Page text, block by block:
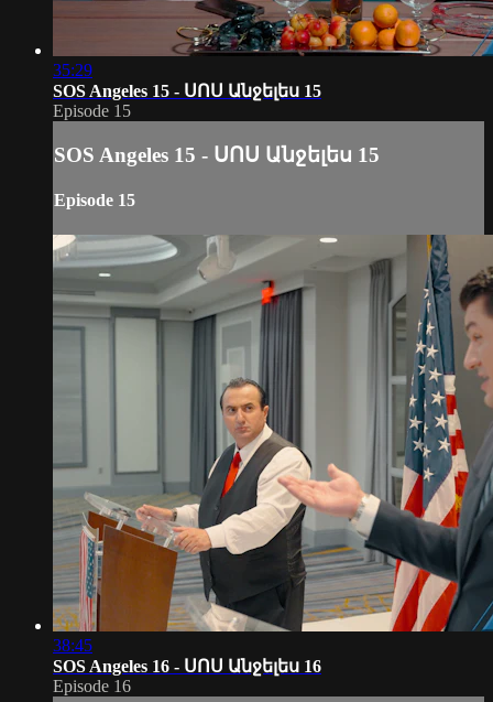
35:29
SOS Angeles 15 - ՍՈՍ Անջելես 15
Episode 15
SOS Angeles 15 - ՍՈՍ Անջելես 15
Episode 15
38:45
SOS Angeles 16 - ՍՈՍ Անջելես 16
Episode 16